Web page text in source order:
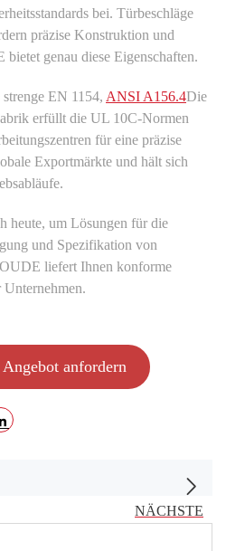
bei. Türbeschläge
präzise Konstruktion und
genau diese Eigenschaften.
EN 1154, ANSI A156.4Die
erfüllt die UL 10C-Normen
für eine präzise
Exportmärkte und hält sich
heute, um Lösungen für die
und Spezifikation von
liefert Ihnen konforme
Unternehmen.
anfordern
NÄCHSTE